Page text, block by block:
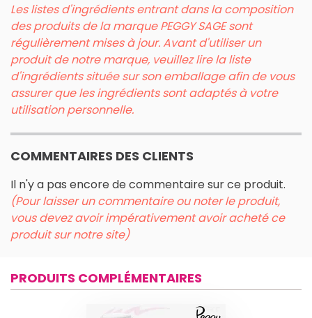
Les listes d'ingrédients entrant dans la composition
des produits de la marque PEGGY SAGE sont
régulièrement mises à jour. Avant d'utiliser un
produit de notre marque, veuillez lire la liste
d'ingrédients située sur son emballage afin de vous
assurer que les ingrédients sont adaptés à votre
utilisation personnelle.
COMMENTAIRES DES CLIENTS
Il n'y a pas encore de commentaire sur ce produit.
(Pour laisser un commentaire ou noter le produit,
vous devez avoir impérativement avoir acheté ce
produit sur notre site)
PRODUITS COMPLÉMENTAIRES